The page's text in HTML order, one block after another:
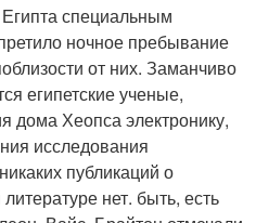
специальным
ночное пребывание
от них. Заманчиво
египетские ученые,
дома Хеопса электронику,
исследования
публикаций о
нет. быть, есть